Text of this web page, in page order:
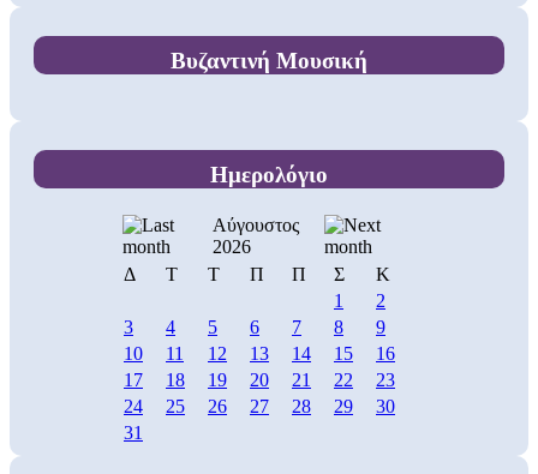
Βυζαντινή Μουσική
Ημερολόγιο
Αύγουστος
2026
Δ
Τ Τ Π Π Σ
Κ
1
2
3
4 5 6 7 8
9
10
11 12 13 14 15
16
17
18 19 20 21 22
23
24
25 26 27 28 29
30
31